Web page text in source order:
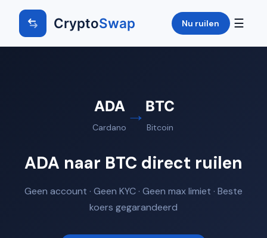
CryptoSwap Nu ruilen ☰
ADA
Cardano
→ BTC
Bitcoin
ADA naar BTC direct ruilen
Geen account · Geen KYC · Geen max limiet · Beste
koers gegarandeerd